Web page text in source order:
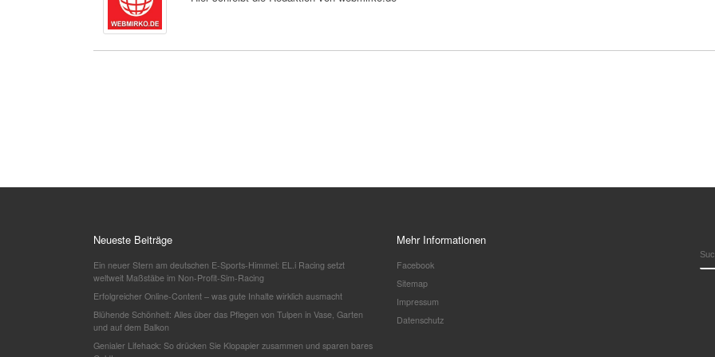
Neueste Beiträge
Ein neuer Stern am deutschen E-Sports-Himmel: EL.i Racing setzt
weltweit Maßstäbe im Non-Profit-Sim-Racing
Erfolgreicher Online-Content – was gute Inhalte wirklich ausmacht
Blühende Schönheit: Alles über das Pflegen von Tulpen in Vase, Garten
und auf dem Balkon
Genialer Lifehack: So drücken Sie Klopapier zusammen und sparen bares
Mehr Informationen
Facebook
Sitemap
Impressum
Datenschutz